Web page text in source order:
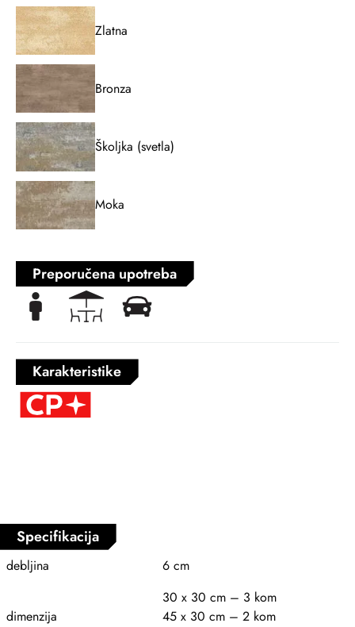
Zlatna
Bronza
Školjka (svetla)
Moka
Preporučena upotreba
Karakteristike
Specifikacija
debljina 6 cm
dimenzija
30 x 30 cm – 3 kom
45 x 30 cm – 2 kom